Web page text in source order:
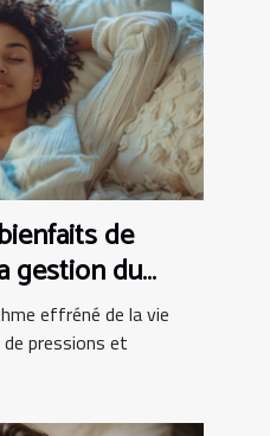
de
gestion du
effréné de la vie
pressions et